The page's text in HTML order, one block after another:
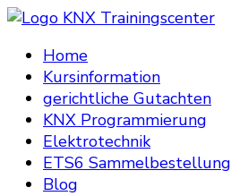
Home
Kursinformation
gerichtliche Gutachten
KNX Programmierung
Elektrotechnik
ETS6 Sammelbestellung
Blog